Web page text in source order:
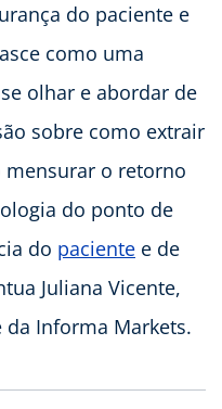
do paciente e
como uma
olhar e abordar de
sobre como extrair
o retorno
do ponto de
do paciente e de
Juliana Vicente,
Informa Markets.